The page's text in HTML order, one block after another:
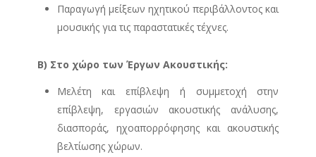
Παραγωγή μείξεων ηχητικού περιβάλλοντος και
μουσικής για τις παραστατικές τέχνες.
Β) Στο χώρο των Έργων Ακουστικής:
Μελέτη και επίβλεψη ή συμμετοχή στην
επίβλεψη, εργασιών ακουστικής ανάλυσης,
διασποράς, ηχοαπορρόφησης και ακουστικής
βελτίωσης χώρων.